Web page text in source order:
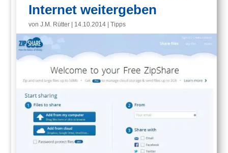
Internet weitergeben
vonJ.M. Rütter 14.10.2014 |Tipps